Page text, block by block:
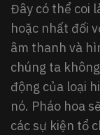
Đây có thể coi
hoặc nhất đối
âm thanh và
chúng ta
động của loại
nó. Pháo hoa
các sự kiện tổ